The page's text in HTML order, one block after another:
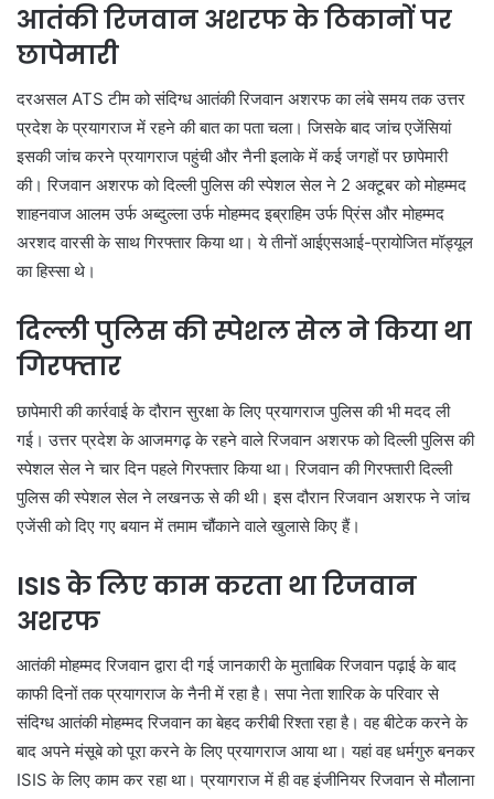
आतंकी रिजवान अशरफ के ठिकानों पर
छापेमारी
दरअसल ATS टीम को संदिग्ध आतंकी रिजवान अशरफ का लंबे समय तक उत्तर
प्रदेश के प्रयागराज में रहने की बात का पता चला। जिसके बाद जांच एजेंसियां
इसकी जांच करने प्रयागराज पहुंची और नैनी इलाके में कई जगहों पर छापेमारी
की। रिजवान अशरफ को दिल्ली पुलिस की स्पेशल सेल ने 2 अक्टूबर को मोहम्मद
शाहनवाज आलम उर्फ ​​अब्दुल्ला उर्फ ​​मोहम्मद इब्राहिम उर्फ ​​प्रिंस और मोहम्मद
अरशद वारसी के साथ गिरफ्तार किया था। ये तीनों आईएसआई-प्रायोजित मॉड्यूल
का हिस्सा थे।
दिल्ली पुलिस की स्पेशल सेल ने किया था
गिरफ्तार
छापेमारी की कार्रवाई के दौरान सुरक्षा के लिए प्रयागराज पुलिस की भी मदद ली
गई। उत्तर प्रदेश के आजमगढ़ के रहने वाले रिजवान अशरफ को दिल्ली पुलिस की
स्पेशल सेल ने चार दिन पहले गिरफ्तार किया था। रिजवान की गिरफ्तारी दिल्ली
पुलिस की स्पेशल सेल ने लखनऊ से की थी। इस दौरान रिजवान अशरफ ने जांच
एजेंसी को दिए गए बयान में तमाम चौंकाने वाले खुलासे किए हैं।
ISISके लिए काम करता था रिजवान
अशरफ
आतंकी मोहम्मद रिजवान द्वारा दी गई जानकारी के मुताबिक रिजवान पढ़ाई के बाद
काफी दिनों तक प्रयागराज के नैनी में रहा है। सपा नेता शारिक के परिवार से
संदिग्ध आतंकी मोहम्मद रिजवान का बेहद करीबी रिश्ता रहा है। वह बीटेक करने के
बाद अपने मंसूबे को पूरा करने के लिए प्रयागराज आया था। यहां वह धर्मगुरु बनकर
ISIS के लिए काम कर रहा था। प्रयागराज में ही वह इंजीनियर रिजवान से मौलाना